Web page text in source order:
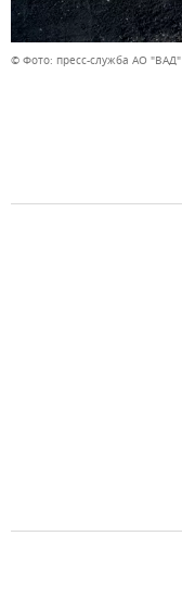
© Фото: пресс-служба АО "ВАД"